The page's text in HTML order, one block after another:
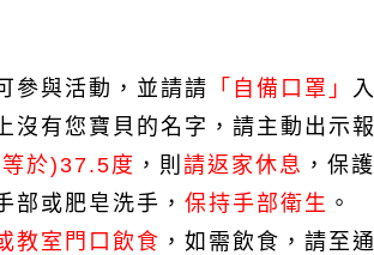
參與活動，並請請 「自備口罩」
沒有您寶貝的名字，請主動出示
於)37.5度 ，則 請返家休息 ，保
部或肥皂洗手， 保持手部衛生 。
教室門口飲食 ，如需飲食，請至